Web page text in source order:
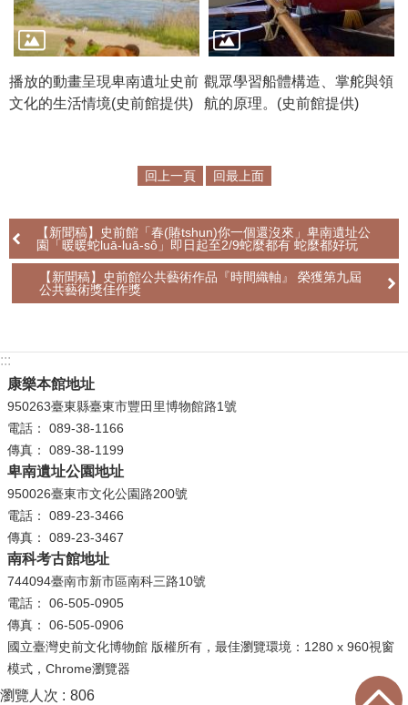
語系
播放的動畫呈現卑南遺址史前
文化的生活情境(史前館提供)
觀眾學習船體構造、掌舵與領
航的原理。(史前館提供)
回上一頁 回最上面
【新聞稿】史前館「春(賰tshun)你一個還沒來」卑南遺址公
園「暖暖蛇luā-luā-sô」即日起至2/9蛇麼都有 蛇麼都好玩
【新聞稿】史前館公共藝術作品『時間織軸』 榮獲第九屆
公共藝術獎佳作獎
:::
康樂本館地址
950263臺東縣臺東市豐田里博物館路1號
電話： 089-38-1166
傳真： 089-38-1199
卑南遺址公園地址
950026臺東市文化公園路200號
電話： 089-23-3466
傳真： 089-23-3467
南科考古館地址
744094臺南市新市區南科三路10號
電話： 06-505-0905
傳真： 06-505-0906
國立臺灣史前文化博物館 版權所有，最佳瀏覽環境：1280 x 960視窗
模式，Chrome瀏覽器
瀏覽人次 806